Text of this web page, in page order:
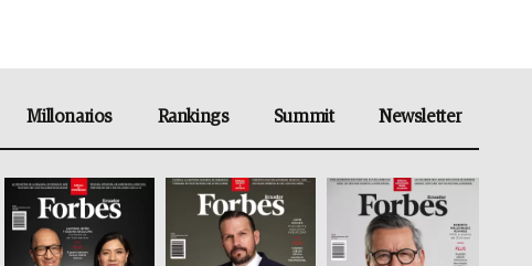
Millonarios Rankings Summit Newsletter